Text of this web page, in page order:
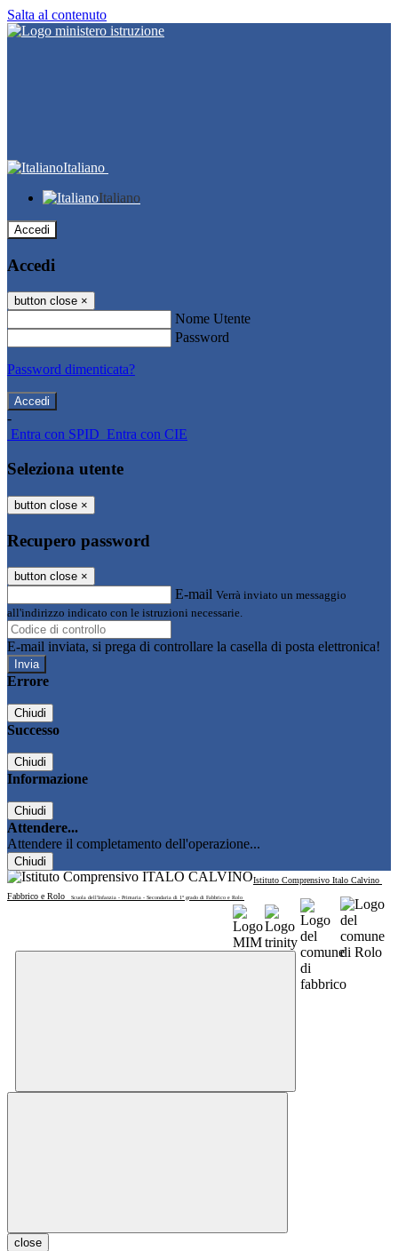
Salta al contenuto
Italiano
Italiano
Accedi
Accedi
button close ×
Nome Utente
Password
Password dimenticata?
-
Entra con SPID Entra con CIE
Seleziona utente
button close ×
Recupero password
button close ×
E-mail Verrà inviato un messaggio
all'indirizzo indicato con le istruzioni necessarie.
E-mail inviata, si prega di controllare la casella di posta elettronica!
Errore
Chiudi
Successo
Chiudi
Informazione
Chiudi
Attendere...
Attendere il completamento dell'operazione...
Chiudi
Istituto Comprensivo Italo Calvino
Fabbrico e Rolo
Scuola dell'Infanzia - Primaria - Secondaria di 1° grado di Fabbrico e Rolo
close